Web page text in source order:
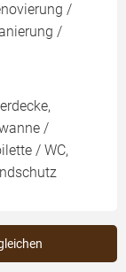
/
/
/
/ WC,